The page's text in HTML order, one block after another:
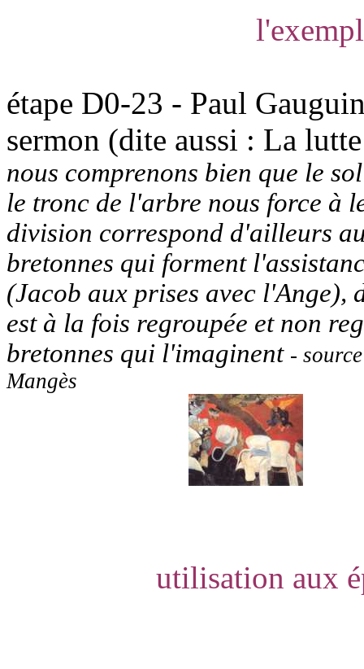
étape D0-23 - Paul
sermon (dite aussi : La
nous comprenons bien que le
le tronc de l'arbre nous force à
division correspond d'ailleurs
bretonnes qui forment
(Jacob aux prises avec l'Ange),
est à la fois regroupée et non
bretonnes qui l'imaginent -
Mangès
utilisation aux